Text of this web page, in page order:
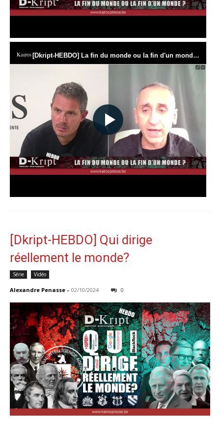
[Dkript-HEBDO] Qui dirige
réellement le monde?
Série Vidéo
Alexandre Penasse - 02/10/2024 0